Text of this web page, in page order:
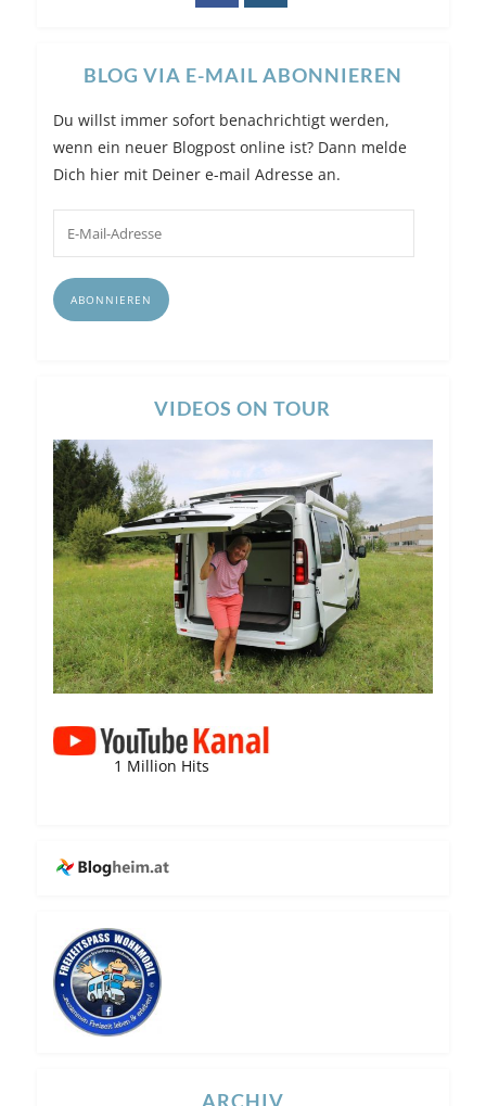
BLOG VIA E-MAIL ABONNIEREN
Du willst immer sofort benachrichtigt werden,
wenn ein neuer Blogpost online ist? Dann melde
Dich hier mit Deiner e-mail Adresse an.
Adresse
ABONNIEREN
VIDEOS ON TOUR
1 Million Hits
ARCHIV